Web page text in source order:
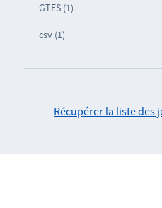
GTFS (1)
csv (1)
Récupérer la liste des